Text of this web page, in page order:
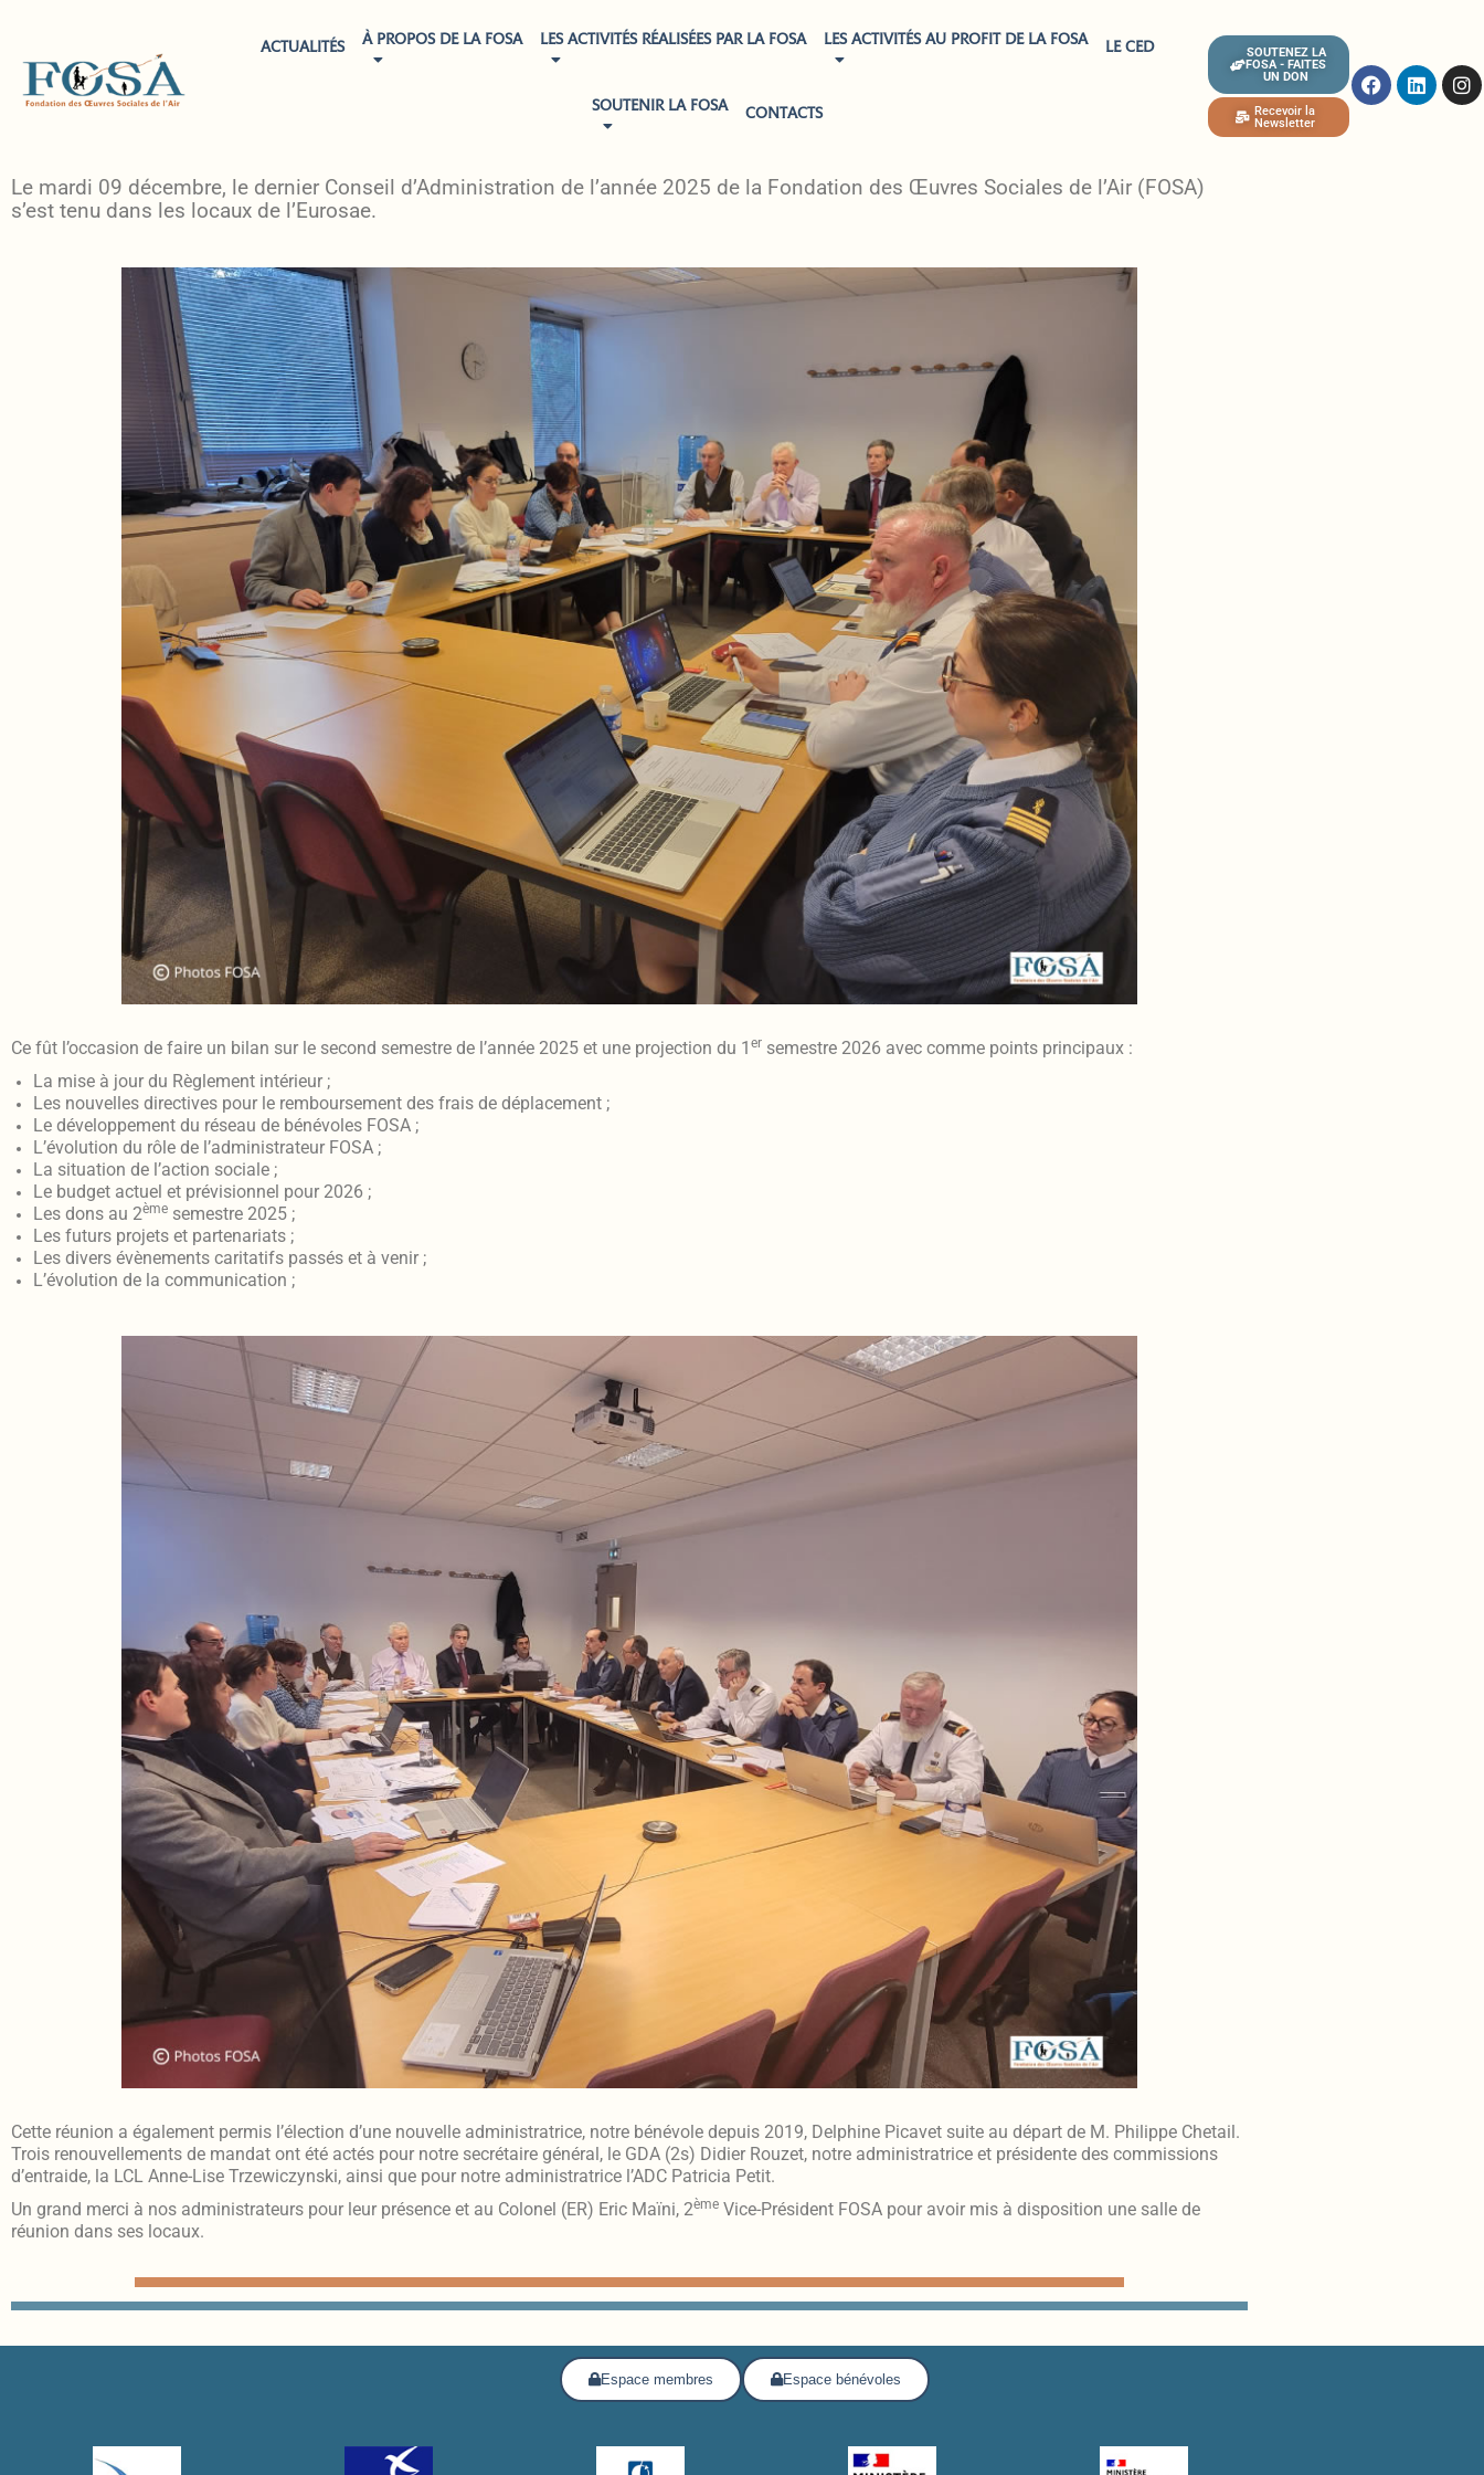
ACTUALITÉS
À PROPOS DE LA FOSA LES ACTIVITÉS RÉALISÉES PAR LA FOSA LES ACTIVITÉS AU PROFIT DE LA FOSA
LE CED
SOUTENIR LA FOSA
CONTACTS
SOUTENEZ LA
FOSA - FAITES
UN DON
Recevoir la
Newsletter
Le mardi 09 décembre, le dernier Conseil d’Administration de l’année 2025 de la Fondation des Œuvres Sociales de l’Air (FOSA)
s’est tenu dans les locaux de l’Eurosae.
Ce fût l’occasion de faire un bilan sur le second semestre de l’année 2025 et une projection du 1 er semestre 2026 avec comme points principaux :
La mise à jour du Règlement intérieur ;
Les nouvelles directives pour le remboursement des frais de déplacement ;
Le développement du réseau de bénévoles FOSA ;
L’évolution du rôle de l’administrateur FOSA ;
La situation de l’action sociale ;
Le budget actuel et prévisionnel pour 2026 ;
Les dons au 2ème semestre 2025 ;
Les futurs projets et partenariats ;
Les divers évènements caritatifs passés et à venir ;
L’évolution de la communication ;
Cette réunion a également permis l’élection d’une nouvelle administratrice, notre bénévole depuis 2019, Delphine Picavet suite au départ de M. Philippe Chetail.
Trois renouvellements de mandat ont été actés pour notre secrétaire général, le GDA (2s) Didier Rouzet, notre administratrice et présidente des commissions
d’entraide, la LCL Anne-Lise Trzewiczynski, ainsi que pour notre administratrice l’ADC Patricia Petit.
Un grand merci à nos administrateurs pour leur présence et au Colonel (ER) Eric Maïni, 2ème Vice-Président FOSA pour avoir mis à disposition une salle de
réunion dans ses locaux.
Espace membres Espace bénévoles